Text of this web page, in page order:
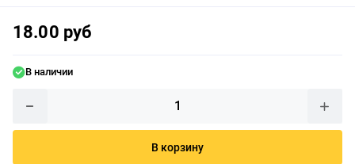
18.00 руб
В наличии
В корзину